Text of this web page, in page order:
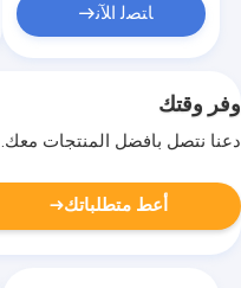
ﺎﺘﺼﻟ ﺍﻶﻧ
وفر وقتك
دعنا نتصل بأفضل المنتجات معك.
أعط متطلباتك